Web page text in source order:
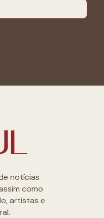
notícias
como
artistas e